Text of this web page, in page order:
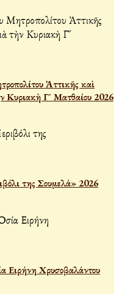
Ἀττικῆς καὶ
Κυριακὴ Γ´ Ματθαίου 2026
της Σουμελά» 2026
Ειρήνη Χρυσοβαλάντου